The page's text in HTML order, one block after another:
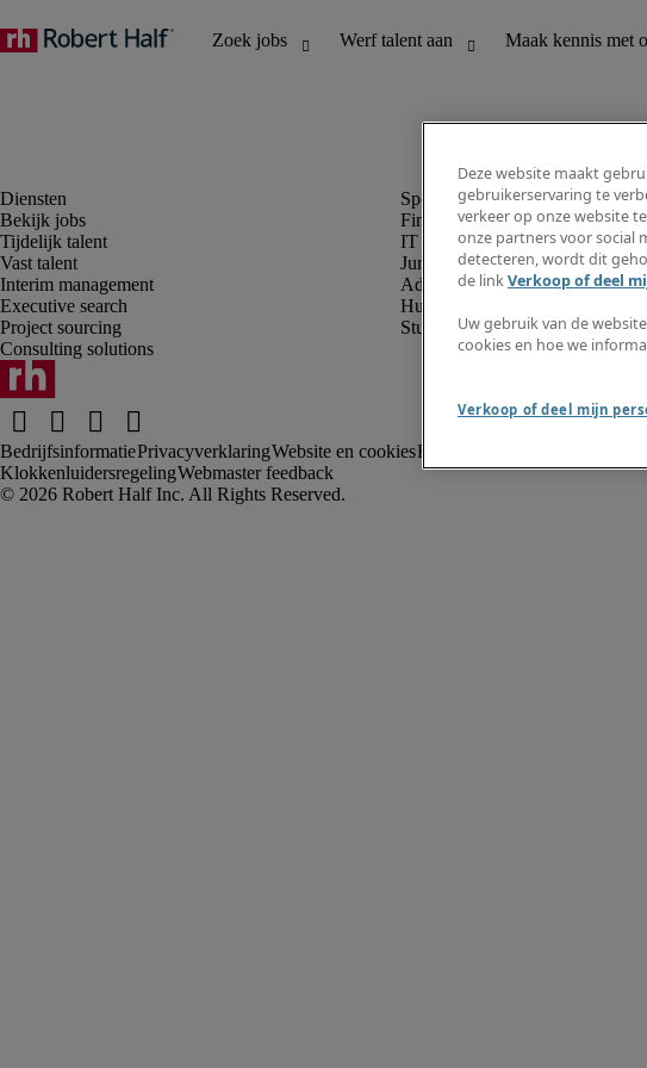
Bekijk jobs
Tijdelijk talent
Vast talent
Interim management
Executive search
Project sourcing
Consulting solutions
Finance en boekhouding
IT en digital
Juridisch
Administratie en office support
Human resources
Student
BedrijfsinformatiePrivacyverklaringWebsite en cookiesRekruteringsvoorwaarden
KlokkenluidersregelingWebmaster feedback
Deze website maakt
gebruikerservaring te
verkeer op onze website
onze partners voor social
detecteren, wordt dit
de linkVerkoop of deel
Uw gebruik van de
cookies en hoe we
Verkoop of deel mijn